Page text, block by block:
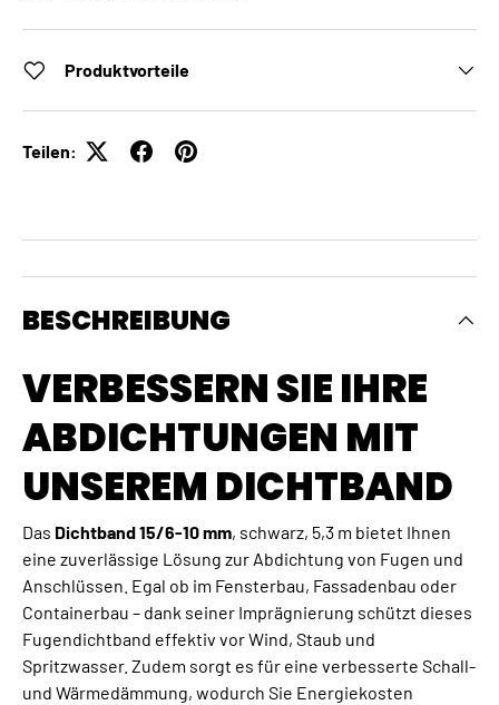
Produktvorteile
Teilen:
BESCHREIBUNG
VERBESSERN SIE IHRE
ABDICHTUNGEN MIT
UNSEREM DICHTBAND
Das Dichtband 15/6-10 mm, schwarz, 5,3 m bietet Ihnen
eine zuverlässige Lösung zur Abdichtung von Fugen und
Anschlüssen. Egal ob im Fensterbau, Fassadenbau oder
Containerbau – dank seiner Imprägnierung schützt dieses
Fugendichtband effektiv vor Wind, Staub und
Spritzwasser. Zudem sorgt es für eine verbesserte Schall-
und Wärmedämmung, wodurch Sie Energiekosten